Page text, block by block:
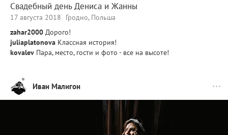
Свадебный день Дениса и Жанны
17 августа 2018
Гродно, Польша
zahar2000 Дорого!
juliaplatonova Классная история!
kovalev Пара, место, гости и фото - все на высоте!
Иван Малигон